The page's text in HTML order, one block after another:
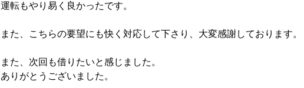
運転もやり易く良かったです。
また、こちらの要望にも快く対応して下さり、大変感謝しております。
また、次回も借りたいと感じました。
ありがとうございました。